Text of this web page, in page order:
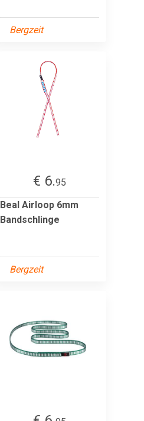
Bergzeit
€ 6.95
Beal Airloop 6mm
Bandschlinge
Bergzeit